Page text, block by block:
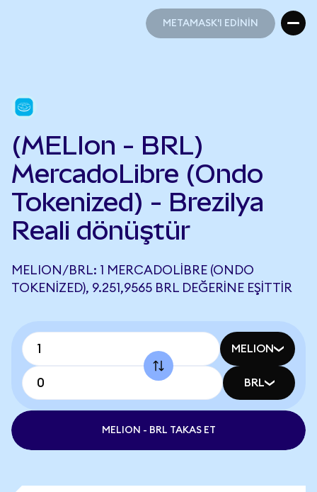
METAMASK'I EDİNİN
(MELIon - BRL)
MercadoLibre (Ondo
Tokenized) - Brezilya
Reali dönüştür
MELION/BRL: 1 MERCADOLIBRE (ONDO
TOKENIZED), 9.251,9565 BRL DEĞERINE EŞITTIR
MELION
BRL
MELION - BRL TAKAS ET